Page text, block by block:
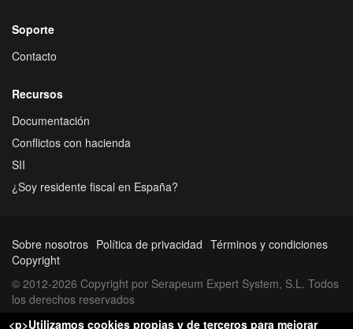
Soporte
Contacto
Recursos
Documentación
Conflictos con hacienda
SII
¿Soy residente fiscal en España?
Sobre nosotros Política de privacidad Términos y condiciones
Copyright
© 2012-2026 Copyright por Serapeum Expert System, S.L. Todos
los derechos reservados
<p>Utilizamos cookies propias y de terceros para mejorar